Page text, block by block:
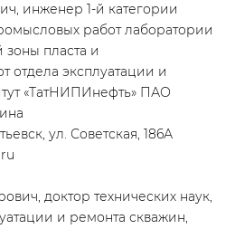
инженер 1-й категории
работ лаборатории
пласта и
отдела эксплуатации и
«ТатНИПИнефть» ПАО
ул. Советская, 186А
доктор технических наук,
и ремонта скважин,